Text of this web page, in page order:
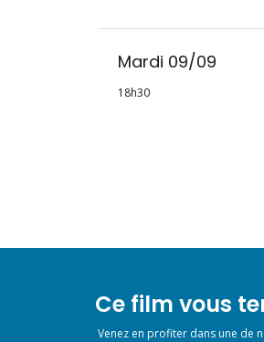
Mardi 09/09
18h30
Ce film vous
Venez en profiter dans une de